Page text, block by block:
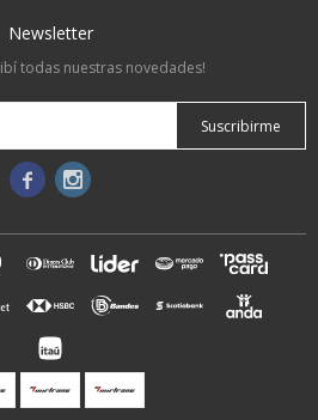
Newsletter
todas nuestras novedades!
Suscribirme
 